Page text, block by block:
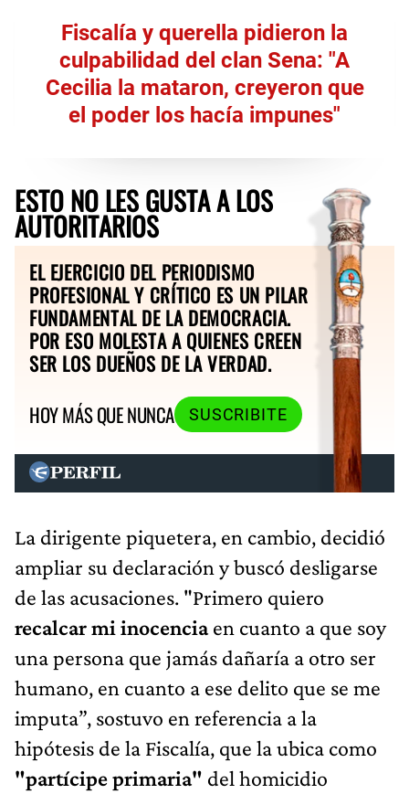
Fiscalía y querella pidieron la
culpabilidad del clan Sena: "A
Cecilia la mataron, creyeron que
el poder los hacía impunes"
ESTO NO LES GUSTA A LOS
AUTORITARIOS
EL EJERCICIO DEL PERIODISMO
PROFESIONAL Y CRÍTICO ES UN PILAR
FUNDAMENTAL DE LA DEMOCRACIA.
POR ESO MOLESTA A QUIENES CREEN
SER LOS DUEÑOS DE LA VERDAD.
HOY MÁS QUE NUNCA
SUSCRIBITE
La dirigente piquetera, en cambio, decidió
ampliar su declaración y buscó desligarse
de las acusaciones. "Primero quiero
recalcar mi inocenciaen cuanto a que soy
una persona que jamás dañaría a otro ser
humano, en cuanto a ese delito que se me
imputa”, sostuvo en referencia a la
hipótesis de la Fiscalía, que la ubica como
"partícipe primaria" del homicidio